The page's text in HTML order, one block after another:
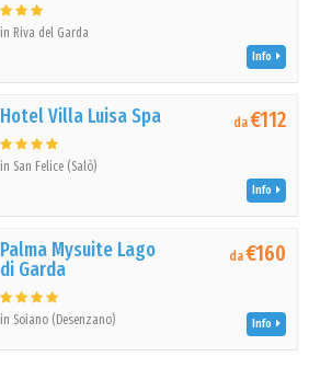
in Riva del Garda
Info
Hotel Villa Luisa Spa
in San Felice (Salò)
da€112
Info
Palma Mysuite Lago
di Garda
in Soiano (Desenzano)
da€160
Info